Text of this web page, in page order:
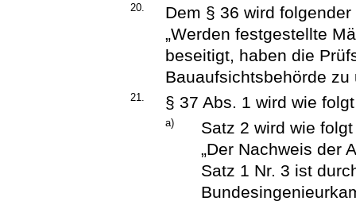
20.
Dem § 36 wird
„Werden festgestellte
beseitigt, haben die
Bauaufsichtsbehörde zu
21. § 37 Abs. 1 wird wie
a)
Satz 2 wird wie
„Der Nachweis der
Satz 1 Nr. 3 ist